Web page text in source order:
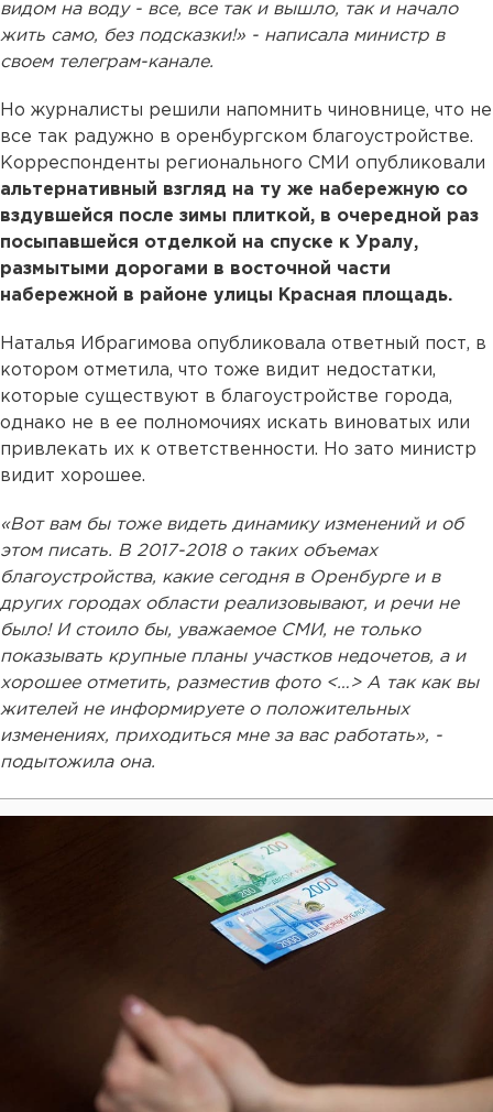
видом на воду - все, все так и вышло, так и начало
жить само, без подсказки!» - написала министр в
своем телеграм-канале.
Но журналисты решили напомнить чиновнице, что не
все так радужно в оренбургском благоустройстве.
Корреспонденты регионального СМИ опубликовали
альтернативный взгляд на ту же набережную со
вздувшейся после зимы плиткой, в очередной раз
посыпавшейся отделкой на спуске к Уралу,
размытыми дорогами в восточной части
набережной в районе улицы Красная площадь.
Наталья Ибрагимова опубликовала ответный пост, в
котором отметила, что тоже видит недостатки,
которые существуют в благоустройстве города,
однако не в ее полномочиях искать виноватых или
привлекать их к ответственности. Но зато министр
видит хорошее.
«Вот вам бы тоже видеть динамику изменений и об
этом писать. В 2017-2018 о таких объемах
благоустройства, какие сегодня в Оренбурге и в
других городах области реализовывают, и речи не
было! И стоило бы, уважаемое СМИ, не только
показывать крупные планы участков недочетов, а и
хорошее отметить, разместив фото <…> А так как вы
жителей не информируете о положительных
изменениях, приходиться мне за вас работать», -
подытожила она.